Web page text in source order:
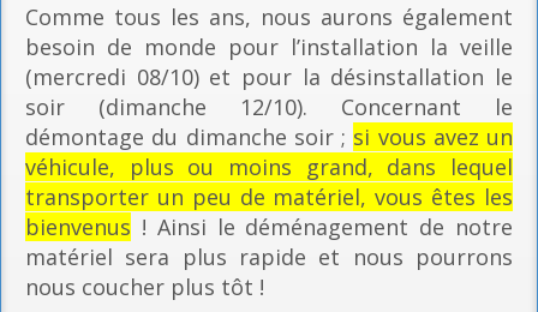
Comme tous les ans, nous aurons également
besoin de monde pour l’installation la veille
(mercredi 08/10) et pour la désinstallation le
soir (dimanche 12/10). Concernant le
démontage du dimanche soir ; si vous avez un
véhicule, plus ou moins grand, dans lequel
transporter un peu de matériel, vous êtes les
bienvenus ! Ainsi le déménagement de notre
matériel sera plus rapide et nous pourrons
nous coucher plus tôt !